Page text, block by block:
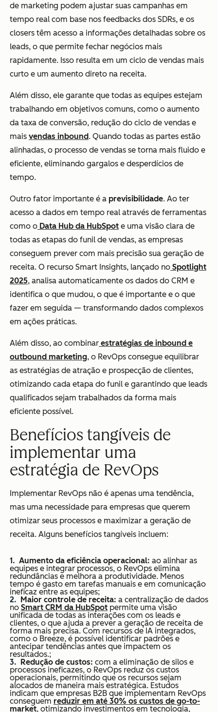
de marketing podem ajustar suas campanhas em
tempo real com base nos feedbacks dos SDRs, e os
closers têm acesso a informações detalhadas sobre os
leads, o que permite fechar negócios mais
rapidamente. Isso resulta em um ciclo de vendas mais
curto e um aumento direto na receita.
Além disso, ele garante que todas as equipes estejam
trabalhando em objetivos comuns, como o aumento
da taxa de conversão, redução do ciclo de vendas e
mais vendas inbound. Quando todas as partes estão
alinhadas, o processo de vendas se torna mais fluido e
eficiente, eliminando gargalos e desperdícios de
tempo.
Outro fator importante é a previsibilidade. Ao ter
acesso a dados em tempo real através de ferramentas
como o Data Hub da HubSpot e uma visão clara de
todas as etapas do funil de vendas, as empresas
conseguem prever com mais precisão sua geração de
receita. O recurso Smart Insights, lançado no Spotlight
2025, analisa automaticamente os dados do CRM e
identifica o que mudou, o que é importante e o que
fazer em seguida — transformando dados complexos
em ações práticas.
Além disso, ao combinar estratégias de inbound e
outbound marketing, o RevOps consegue equilibrar
as estratégias de atração e prospecção de clientes,
otimizando cada etapa do funil e garantindo que leads
qualificados sejam trabalhados da forma mais
eficiente possível.
Benefícios tangíveis de
implementar uma
estratégia de RevOps
Implementar RevOps não é apenas uma tendência,
mas uma necessidade para empresas que querem
otimizar seus processos e maximizar a geração de
receita. Alguns benefícios tangíveis incluem:
Aumento da eficiência operacional: ao alinhar as
equipes e integrar processos, o RevOps elimina
redundâncias e melhora a produtividade. Menos
tempo é gasto em tarefas manuais e em comunicação
ineficaz entre as equipes;
Maior controle de receita: a centralização de dados
no Smart CRM da HubSpot permite uma visão
unificada de todas as interações com os leads e
clientes, o que ajuda a prever a geração de receita de
forma mais precisa. Com recursos de IA integrados,
como o Breeze, é possível identificar padrões e
antecipar tendências antes que impactem os
resultados.;
Redução de custos: com a eliminação de silos e
processos ineficazes, o RevOps reduz os custos
operacionais, permitindo que os recursos sejam
alocados de maneira mais estratégica. Estudos
indicam que empresas B2B que implementam RevOps
conseguem reduzir em até 30% os custos de go-to-
market, otimizando investimentos em tecnologia,